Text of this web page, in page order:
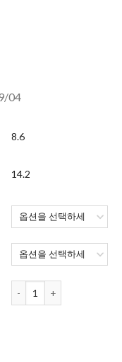
04
이) 수량
8.6
14.2